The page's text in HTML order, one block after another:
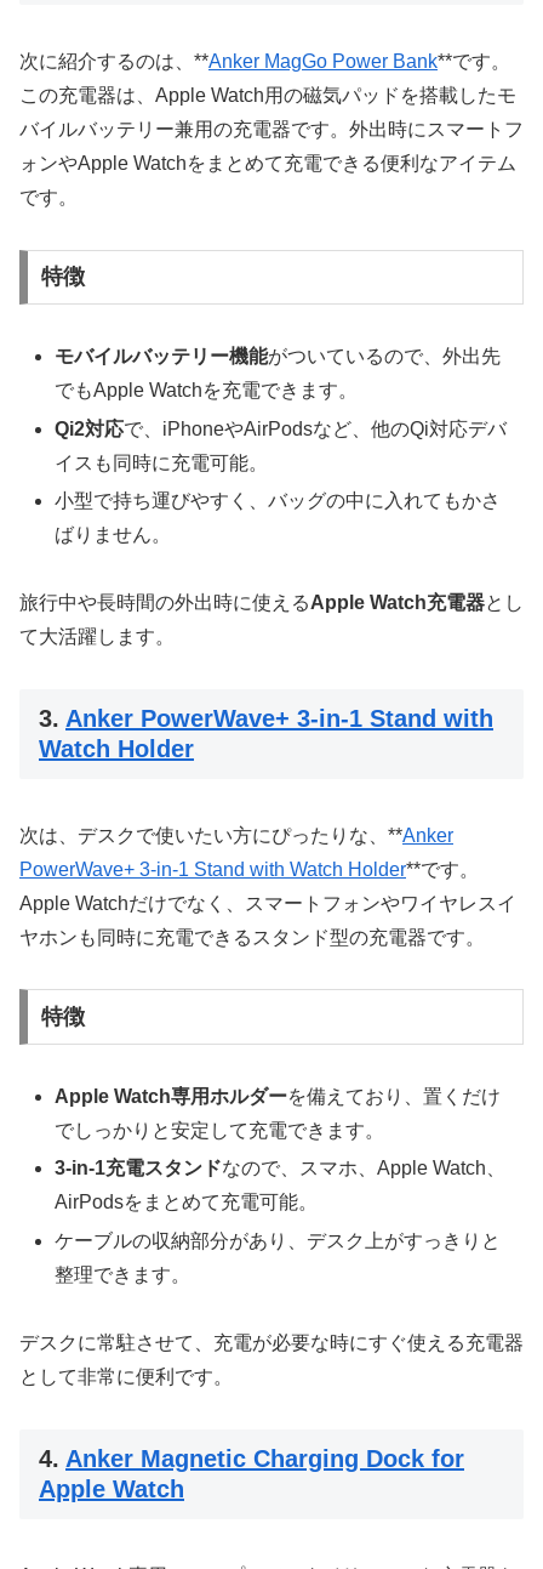
次に紹介するのは、**Anker MagGo Power Bank**です。
この充電器は、Apple Watch用の磁気パッドを搭載したモ
バイルバッテリー兼用の充電器です。外出時にスマートフ
ォンやApple Watchをまとめて充電できる便利なアイテム
です。
特徴
モバイルバッテリー機能がついているので、外出先
でもApple Watchを充電できます。
Qi2対応で、iPhoneやAirPodsなど、他のQi対応デバ
イスも同時に充電可能。
小型で持ち運びやすく、バッグの中に入れてもかさ
ばりません。
旅行中や長時間の外出時に使えるApple Watch充電器とし
て大活躍します。
3. Anker PowerWave+ 3-in-1 Stand with
Watch Holder
次は、デスクで使いたい方にぴったりな、**Anker
PowerWave+ 3-in-1 Stand with Watch Holder**です。
Apple Watchだけでなく、スマートフォンやワイヤレスイ
ヤホンも同時に充電できるスタンド型の充電器です。
特徴
Apple Watch専用ホルダーを備えており、置くだけ
でしっかりと安定して充電できます。
3-in-1充電スタンドなので、スマホ、Apple Watch、
AirPodsをまとめて充電可能。
ケーブルの収納部分があり、デスク上がすっきりと
整理できます。
デスクに常駐させて、充電が必要な時にすぐ使える充電器
として非常に便利です。
4. Anker Magnetic Charging Dock for
Apple Watch